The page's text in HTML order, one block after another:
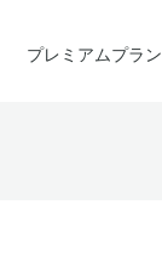
プレミアムプラン